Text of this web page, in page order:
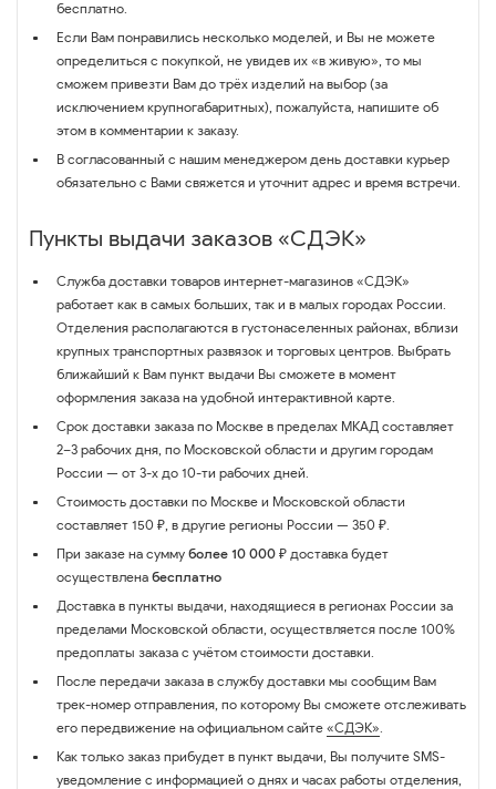
бесплатно.
Если Вам понравились несколько моделей, и Вы не можете
определиться с покупкой, не увидев их «в живую», то мы
сможем привезти Вам до трёх изделий на выбор (за
исключением крупногабаритных), пожалуйста, напишите об
этом в комментарии к заказу.
В согласованный с нашим менеджером день доставки курьер
обязательно с Вами свяжется и уточнит адрес и время встречи.
Пункты выдачи заказов «СДЭК»
Служба доставки товаров интернет-магазинов «СДЭК»
работает как в самых больших, так и в малых городах России.
Отделения располагаются в густонаселенных районах, вблизи
крупных транспортных развязок и торговых центров. Выбрать
ближайший к Вам пункт выдачи Вы сможете в момент
оформления заказа на удобной интерактивной карте.
Срок доставки заказа по Москве в пределах МКАД составляет
2–3 рабочих дня, по Московской области и другим городам
России — от 3-х до 10-ти рабочих дней.
Стоимость доставки по Москве и Московской области
составляет 150 ₽, в другие регионы России — 350 ₽.
При заказе на сумму более 10 000 ₽ доставка будет
осуществлена бесплатно
Доставка в пункты выдачи, находящиеся в регионах России за
пределами Московской области, осуществляется после 100%
предоплаты заказа с учётом стоимости доставки.
После передачи заказа в службу доставки мы сообщим Вам
трек-номер отправления, по которому Вы сможете отслеживать
его передвижение на официальном сайте «СДЭК».
Как только заказ прибудет в пункт выдачи, Вы получите SMS-
уведомление с информацией о днях и часах работы отделения,